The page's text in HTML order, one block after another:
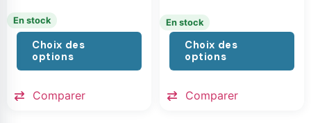
En stock
Choix des
options
Comparer
En stock
Choix des
options
Comparer